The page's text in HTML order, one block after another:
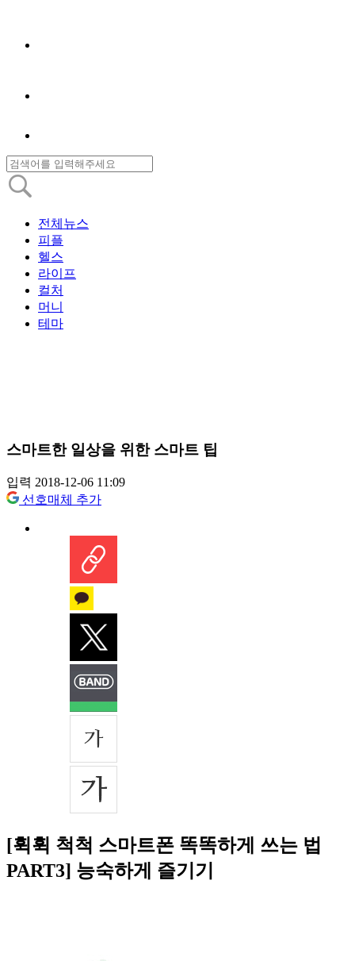
전체뉴스
피플
헬스
라이프
컬처
머니
테마
스마트한 일상을 위한 스마트 팁
입력 2018-12-06 11:09
선호매체 추가
[휙휙 척척 스마트폰 똑똑하게 쓰는 법
PART3] 능숙하게 즐기기